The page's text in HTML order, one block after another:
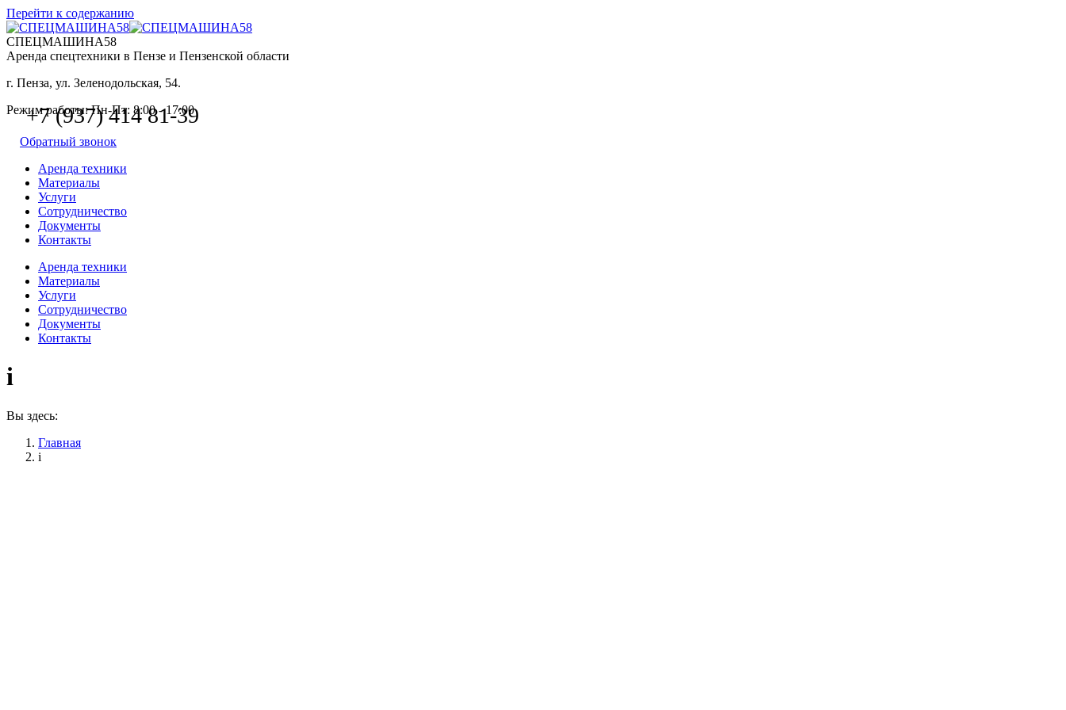
Перейти к содержанию
СПЕЦМАШИНА58
Аренда спецтехники в Пензе и Пензенской области
г. Пенза, ул. Зеленодольская, 54.
Режим работы: Пн-Пт: 8:00 - 17:00
+7 (937) 414 81-39
Обратный звонок
Аренда техники
Материалы
Услуги
Сотрудничество
Документы
Контакты
Аренда техники
Материалы
Услуги
Сотрудничество
Документы
Контакты
i
Вы здесь:
Главная
i